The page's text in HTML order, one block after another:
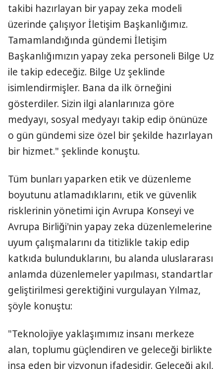
takibi hazırlayan bir yapay zeka modeli
üzerinde çalışıyor İletişim Başkanlığımız.
Tamamlandığında gündemi İletişim
Başkanlığımızın yapay zeka personeli Bilge Uz
ile takip edeceğiz. Bilge Uz şeklinde
isimlendirmişler. Bana da ilk örneğini
gösterdiler. Sizin ilgi alanlarınıza göre
medyayı, sosyal medyayı takip edip önünüze
o gün gündemi size özel bir şekilde hazırlayan
bir hizmet." şeklinde konuştu.
Tüm bunları yaparken etik ve düzenleme
boyutunu atlamadıklarını, etik ve güvenlik
risklerinin yönetimi için Avrupa Konseyi ve
Avrupa Birliği'nin yapay zeka düzenlemelerine
uyum çalışmalarını da titizlikle takip edip
katkıda bulunduklarını, bu alanda uluslararası
anlamda düzenlemeler yapılması, standartlar
geliştirilmesi gerektiğini vurgulayan Yılmaz,
şöyle konuştu:
"Teknolojiye yaklaşımımız insanı merkeze
alan, toplumu güçlendiren ve geleceği birlikte
inşa eden bir vizyonun ifadesidir. Geleceği akıl,